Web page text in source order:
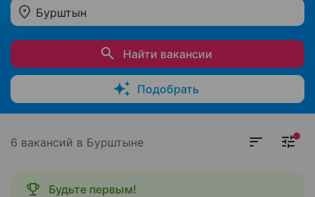
Бурштын
Найти вакансии
Подобрать
6 вакансий в Бурштыне
Будьте первым!